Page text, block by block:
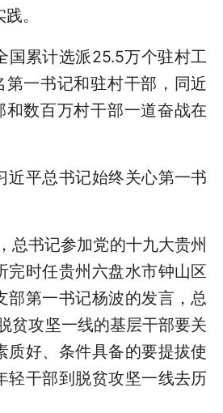
。
国累计选派25.5万个驻村工
一书记和驻村干部，同近
数百万村干部一道奋战在
近平总书记始终关心第一书
总书记参加党的十九大贵州
完时任贵州六盘水市钟山区
部第一书记杨波的发言，总
贫攻坚一线的基层干部要关
质好、条件具备的要提拔使
轻干部到脱贫攻坚一线去历